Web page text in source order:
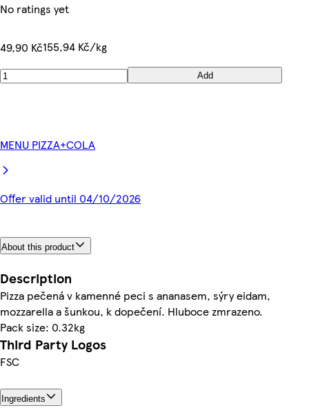
No ratings yet
49,90 Kč155,94 Kč/kg
Add
MENU PIZZA+COLA
Offer valid until 04/10/2026
About this product
Description
Pizza pečená v kamenné peci s ananasem, sýry eidam,
mozzarella a šunkou, k dopečení. Hluboce zmrazeno.
Pack size: 0.32kg
Third Party Logos
FSC
Ingredients